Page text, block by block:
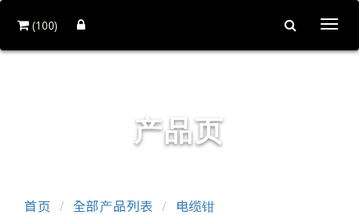
(100)
产品页
首页 全部产品列表
电缆钳